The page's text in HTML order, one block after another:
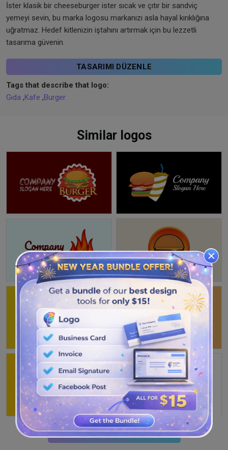
İster klasik bir cheeseburger ister sıcak ve çıtır bir sandviç
yemeyi sevin, bu marka logosu markanızı asla hayal kırıklığına
uğratmaz. Hedef kitlenizin iştahını artırmak için bu lezzetli
tasarıma güvenin.
TASARIMI DÜZENLE
Tags that describe that logo:
Gıda ,Kafe ,Burger
Similar logos
DAHA FAZLA TASARIM GÖRÜN